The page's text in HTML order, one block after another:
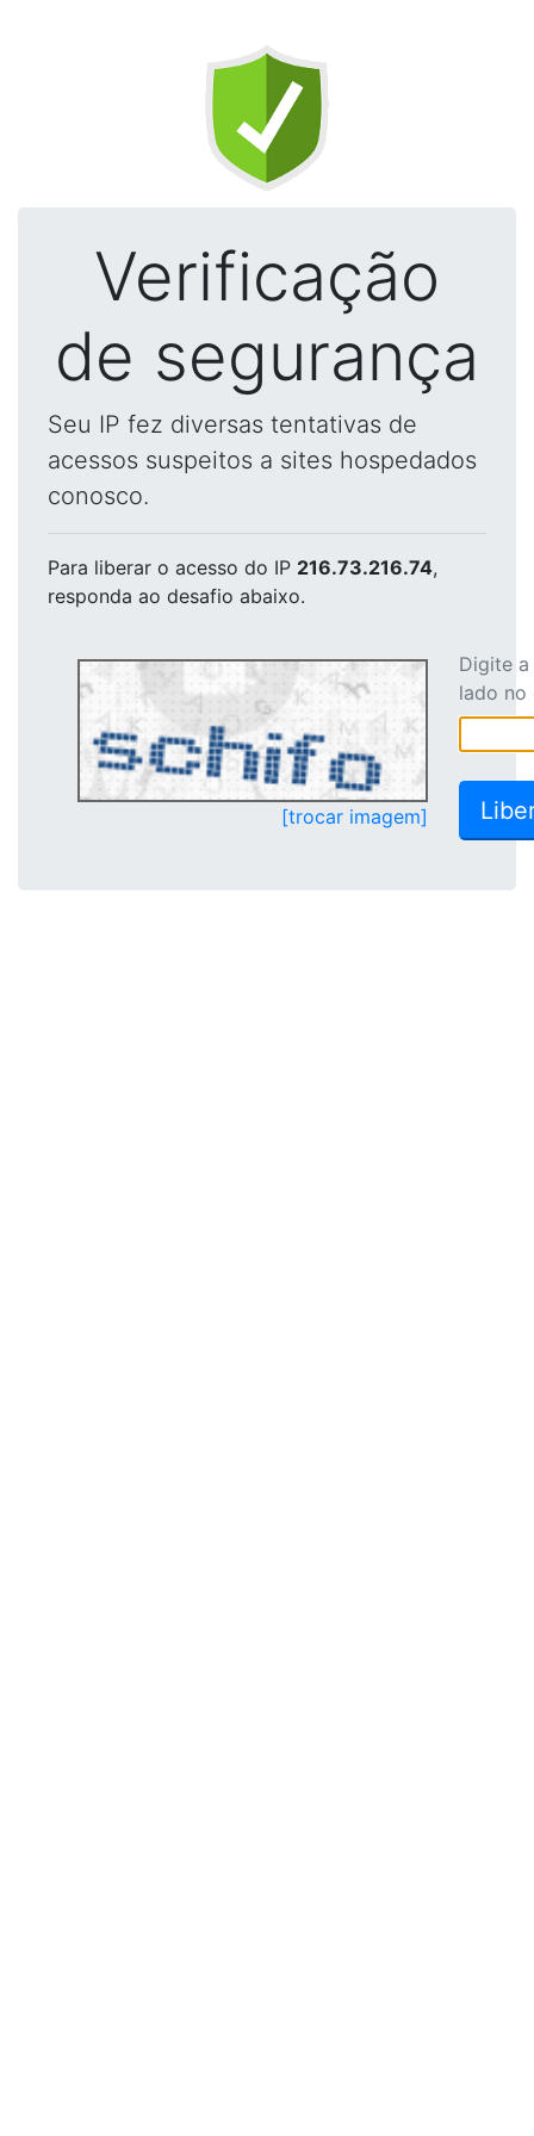
Verificação
de segurança
Seu IP fez diversas tentativas de
acessos suspeitos a sites hospedados
conosco.
Para liberar o acesso do IP 216.73.216.74,
responda ao desafio abaixo.
[trocar imagem]
Digite
lado no